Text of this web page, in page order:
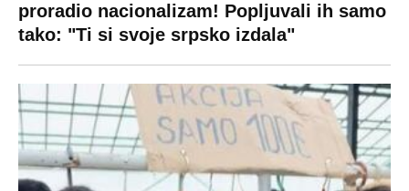
proradio nacionalizam! Popljuvali ih samo
tako: "Ti si svoje srpsko izdala"